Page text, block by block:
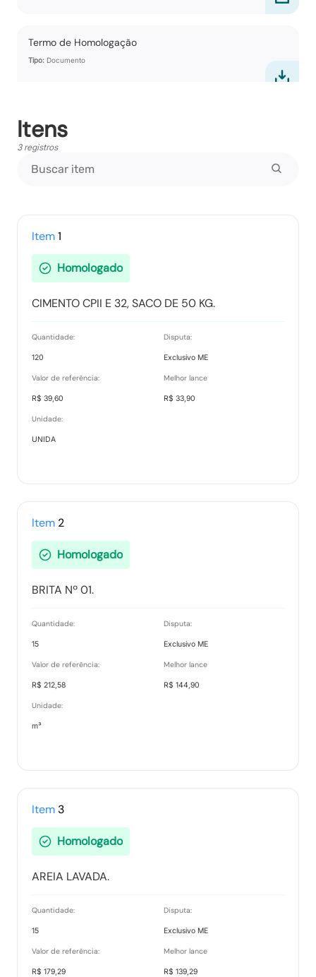
Termo de Homologação
Tipo: Documento
Vencedores
Tipo: Documento
Ranking nos Itens
Tipo:Documento
Relatório de Proposta Comercial
Tipo:Relatorio
Itens
3 registros
Item1
Homologado
CIMENTO CPII E 32, SACO DE 50 KG.
Quantidade:
120
Disputa:
Exclusivo ME
Valor de referência:
R$ 39,60
Melhor lance
R$ 33,90
Unidade:
UNIDA
Item 2
Homologado
BRITA Nº 01.
Quantidade:
15
Disputa:
Exclusivo ME
Valor de referência:
R$ 212,58
Melhor lance
R$ 144,90
Unidade:
m³
Item 3
Homologado
AREIA LAVADA.
Quantidade:
15
Disputa:
Exclusivo ME
Valor de referência:
R$ 179,29
Melhor lance
R$ 139,29